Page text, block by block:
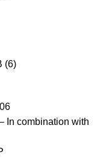
(6)
In combination with